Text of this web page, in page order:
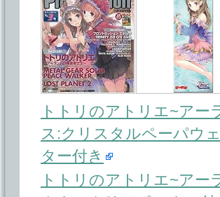
トトリのアトリエ~アー
ス:クリスタルペーパウ
ター付き
トトリのアトリエ~アー